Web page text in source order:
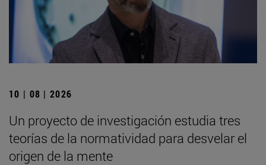
10 | 08 | 2026
Un proyecto de investigación estudia tres
teorías de la normatividad para desvelar el
origen de la mente